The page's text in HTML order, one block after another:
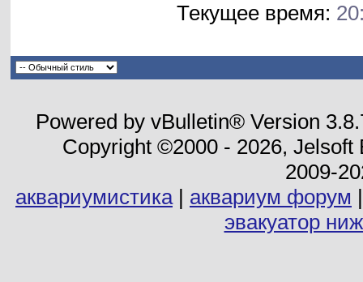
Текущее время:
Powered by vBulletin® Version
Copyright ©2000 - 2026,
2009-
аквариумистика| аквариум форум
эвакуатор